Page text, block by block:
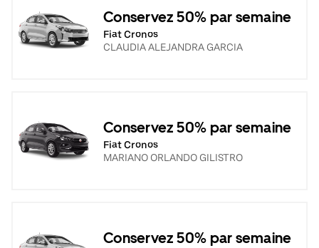
Conservez 50% par semaine
Fiat Cronos
CLAUDIA ALEJANDRA GARCIA
Conservez 50% par semaine
Fiat Cronos
MARIANO ORLANDO GILISTRO
Conservez 50% par semaine